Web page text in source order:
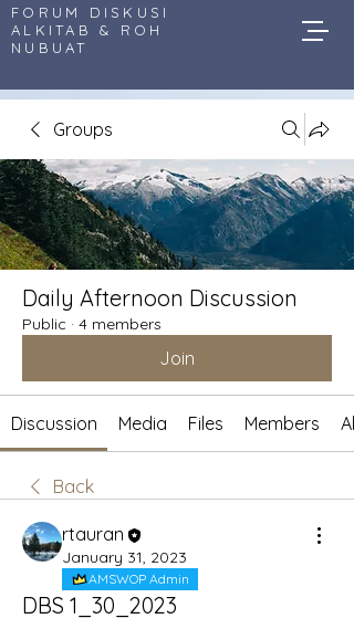
FORUM DISKUSI
ALKITAB & ROH
NUBUAT
Groups
Daily Afternoon Discussion
Public · 4 members
Join
Discussion Media Files Members
Back
rtauran
January 31, 2023
AMSWOP Admin
DBS 1_30_2023